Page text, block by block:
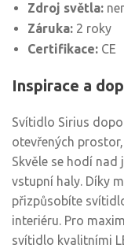
Zdroj světla:
Záruka: 2 roky
Certifikace: CE
Inspirace a
Svítidlo Sirius
otevřených
Skvěle se hodí
vstupní haly. Díky
přizpůsobíte
interiéru. Pro
svítidlo kvalitními